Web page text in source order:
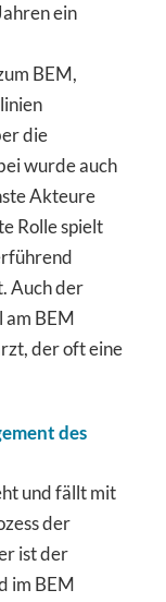
ein
BEM,
die
wurde auch
Akteure
Rolle spielt
Auch der
BEM
der oft eine
des
und fällt mit
der
ist der
im BEM